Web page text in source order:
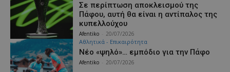
Σε περίπτωση αποκλεισμού της
Πάφου, αυτή θα είναι η αντίπαλος της
κυπελλούχου
Afentiko 20/07/2026
Αθλητικά - Επικαιρότητα
Νέο «ψηλό»… εμπόδιο για την Πάφο
Afentiko 20/07/2026